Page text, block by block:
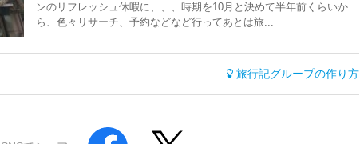
ンのリフレッシュ休暇に、、、時期を10月と決めて半年前くらいか
ら、色々リサーチ、予約などなど行ってあとは旅...
旅行記グループの作り方